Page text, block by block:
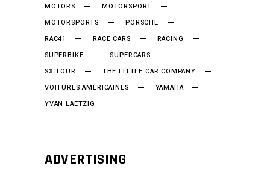
MOTORS
MOTORSPORT
MOTORSPORTS
PORSCHE
RAC41
RACE CARS
RACING
SUPERBIKE
SUPERCARS
SX TOUR
THE LITTLE CAR COMPANY
VOITURES AMÉRICAINES
YAMAHA
YVAN LAETZIG
ADVERTISING